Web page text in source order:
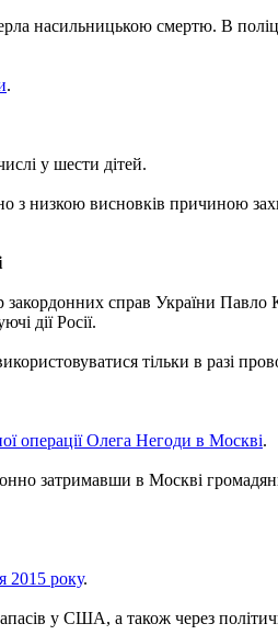
насильницькою смертю. В
.
у шести дітей.
з низкою висновків причиною
справ України Павло
дії Росії.
тільки в разі
операції Олега Негоди в Москві.
затримавши в Москві
2015 року.
у США, а також через